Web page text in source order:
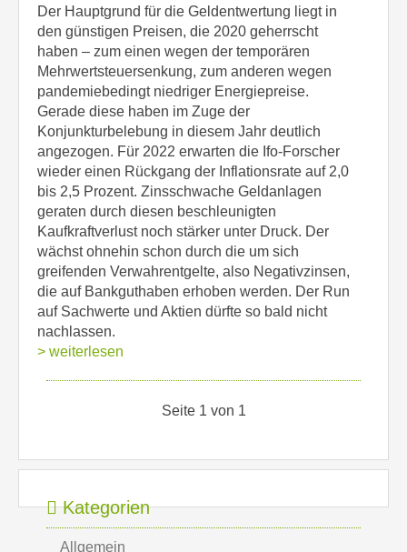
Der Hauptgrund für die Geldentwertung liegt in
den günstigen Preisen, die 2020 geherrscht
haben – zum einen wegen der temporären
Mehrwertsteuersenkung, zum anderen wegen
pandemiebedingt niedriger Energiepreise.
Gerade diese haben im Zuge der
Konjunkturbelebung in diesem Jahr deutlich
angezogen. Für 2022 erwarten die Ifo-Forscher
wieder einen Rückgang der Inflationsrate auf 2,0
bis 2,5 Prozent. Zinsschwache Geldanlagen
geraten durch diesen beschleunigten
Kaufkraftverlust noch stärker unter Druck. Der
wächst ohnehin schon durch die um sich
greifenden Verwahrentgelte, also Negativzinsen,
die auf Bankguthaben erhoben werden. Der Run
auf Sachwerte und Aktien dürfte so bald nicht
nachlassen.
> weiterlesen
Seite 1 von 1
Kategorien
Allgemein